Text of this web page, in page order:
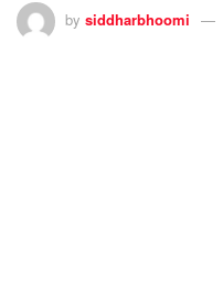
by siddharbhoomi